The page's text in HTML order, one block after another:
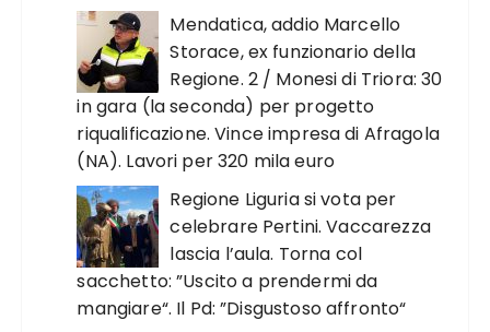
Mendatica, addio Marcello
Storace, ex funzionario della
Regione. 2 / Monesi di Triora: 30
in gara (la seconda) per progetto
riqualificazione. Vince impresa di Afragola
(NA). Lavori per 320 mila euro
Regione Liguria si vota per
celebrare Pertini. Vaccarezza
lascia l’aula. Torna col
sacchetto: ”Uscito a prendermi da
mangiare“. Il Pd: ”Disgustoso affronto“